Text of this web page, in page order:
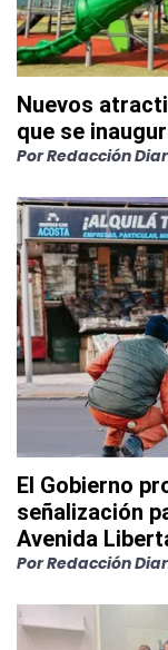
Nuevos
que se
PorRedacción
El Gobierno
señalización
Avenida
PorRedacción